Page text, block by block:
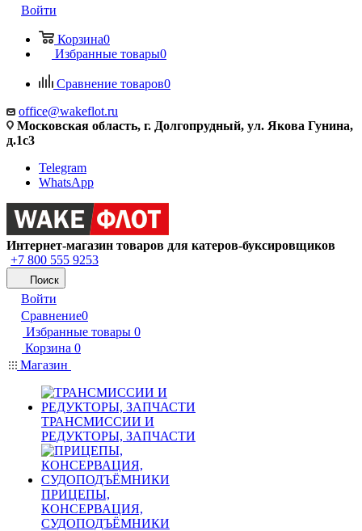
Войти
Корзина0
Избранные товары0
Сравнение товаров0
office@wakeflot.ru
Московская область, г. Долгопрудный, ул. Якова Гунина,
д.1с3
Telegram
WhatsApp
Интернет-магазин товаров для катеров-буксировщиков
+7 800 555 9253
Поиск
Войти
Сравнение0
Избранные товары 0
Корзина 0
Магазин
ТРАНСМИССИИ И
РЕДУКТОРЫ, ЗАПЧАСТИ
ПРИЦЕПЫ,
КОНСЕРВАЦИЯ,
СУДОПОДЪЁМНИКИ